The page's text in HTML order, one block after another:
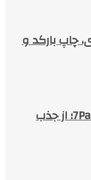
چاپ بارکد و
خدمات شبکه‌های اجتماعی 7Panel؛ از جذب